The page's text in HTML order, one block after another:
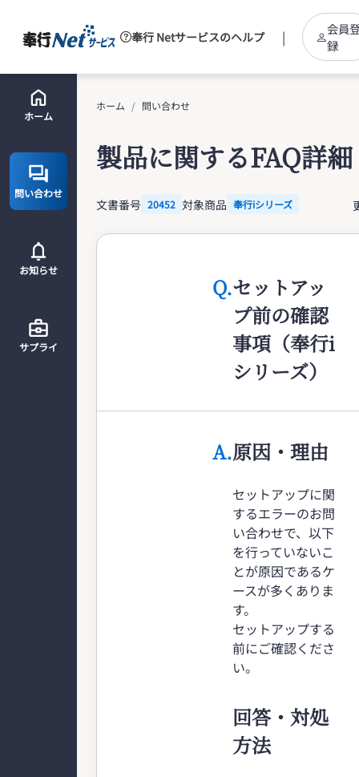
奉行 Netサービスのヘルプ |
会員
録
ホーム
問い合わせ
お知らせ
サプライ
ホーム 問い合わせ
製品に関するFAQ詳細
文書番号 20452 対象商品 奉行iシリーズ
Q.セットアッ
プ前の確認
事項（奉行i
シリーズ）
A.原因・理由
セットアップに関
するエラーのお問
い合わせで、以下
を行っていないこ
とが原因であるケ
ースが多くありま
す。
セットアップする
前にご確認くださ
い。
回答・対処
方法